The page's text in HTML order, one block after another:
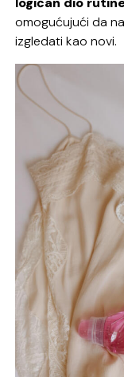
omogućujući da
izgledati kao novi.